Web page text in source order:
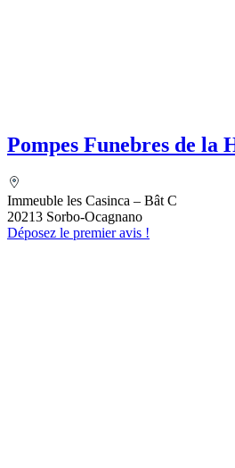
Pompes Funebres de la
MEFETTAR Assia
Immeuble les Casinca – Bât C
20213 Sorbo-Ocagnano
Déposez le premier avis !